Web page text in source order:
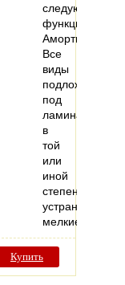
следующие
функции:
Все
виды
подложки
под
ламинат
в
той
или
иной
степени
устраняют
мелкие…
Купить